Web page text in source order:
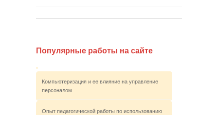
Популярные работы на сайте
Компьютеризация и ее влияние на управление
персоналом
Опыт педагогической работы по использованию